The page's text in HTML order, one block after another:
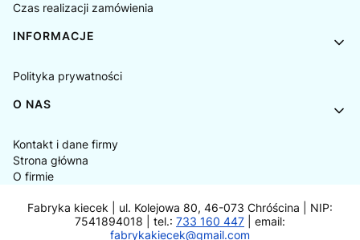
Czas realizacji zamówienia
INFORMACJE
Polityka prywatności
O NAS
Kontakt i dane firmy
Strona główna
O firmie
Fabryka kiecek | ul. Kolejowa 80, 46-073 Chróścina | NIP:
7541894018 | tel.: 733 160 447 | email:
fabrykakiecek@gmail.com